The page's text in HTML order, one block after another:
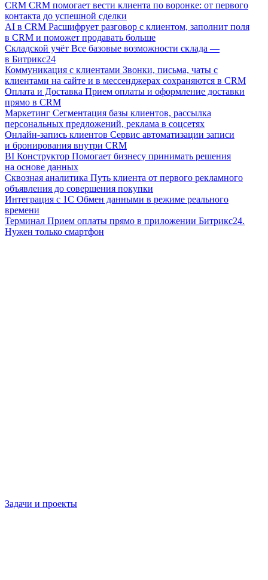
CRM CRM помогает вести клиента по воронке: от первого
контакта до успешной сделки
AI в CRM Расшифрует разговор с клиентом, заполнит поля
в CRM и поможет продавать больше
Складской учёт Все базовые возможности склада —
в Битрикс24
Коммуникация с клиентами Звонки, письма, чаты с
клиентами на сайте и в мессенджерах сохраняются в CRM
Оплата и Доставка Прием оплаты и оформление доставки
прямо в CRM
Маркетинг Сегментация базы клиентов, рассылка
персональных предложений, реклама в соцсетях
Онлайн-запись клиентов Сервис автоматизации записи
и бронирования внутри CRM
BI Конструктор Помогает бизнесу принимать решения
на основе данных
Сквозная аналитика Путь клиента от первого рекламного
объявления до совершения покупки
Интеграция с 1С Обмен данными в режиме реального
времени
Терминал Прием оплаты прямо в приложении Битрикс24.
Нужен только смартфон
Задачи и проекты